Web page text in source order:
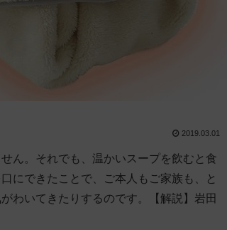
2019.03.01
ん。それでも、温かいスープを飲むと食
にできたことで、ご本人もご家族も、と
わいてきたりするのです。【解説】岩田